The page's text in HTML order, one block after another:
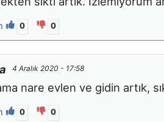
0 0
4 Aralık 2020 - 17:58
nare evlen ve gidin artık,
0 0